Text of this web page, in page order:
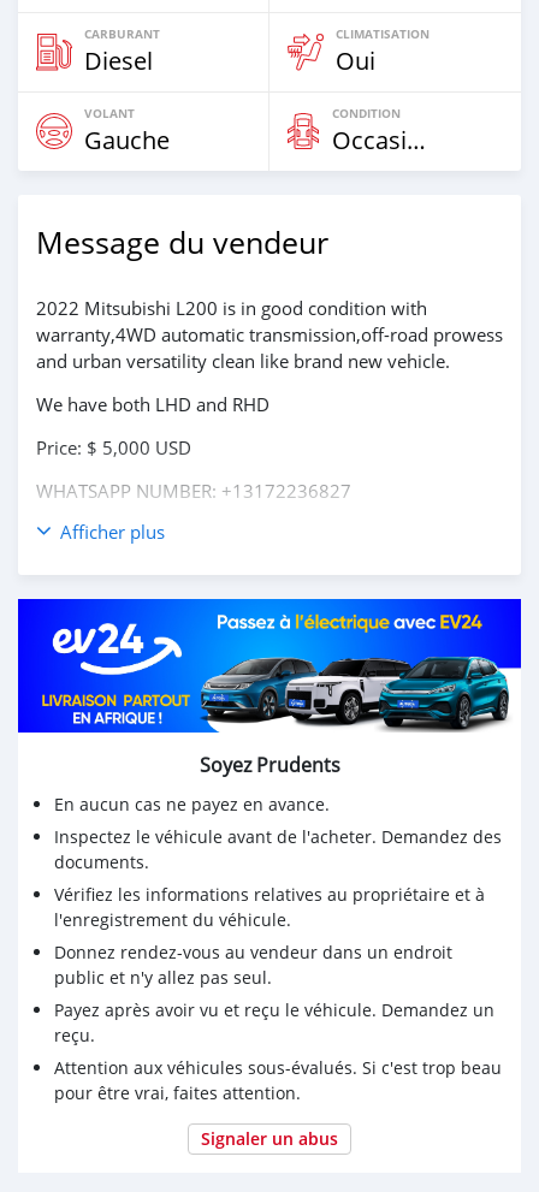
CARBURANT
Diesel
CLIMATISATION
Oui
VOLANT
Gauche
CONDITION
Occasion
Message du vendeur
2022 Mitsubishi L200 is in good condition with
warranty,4WD automatic transmission,off-road prowess
and urban versatility clean like brand new vehicle.
We have both LHD and RHD
Price: $ 5,000 USD
WHATSAPP NUMBER: +13172236827
CONTACT EMAIL: lucansachezs@hotmail.com
Afficher plus
Soyez Prudents
En aucun cas ne payez en avance.
Inspectez le véhicule avant de l'acheter. Demandez des
documents.
Vérifiez les informations relatives au propriétaire et à
l'enregistrement du véhicule.
Donnez rendez-vous au vendeur dans un endroit
public et n'y allez pas seul.
Payez après avoir vu et reçu le véhicule. Demandez un
reçu.
Attention aux véhicules sous-évalués. Si c'est trop beau
pour être vrai, faites attention.
Signaler un abus